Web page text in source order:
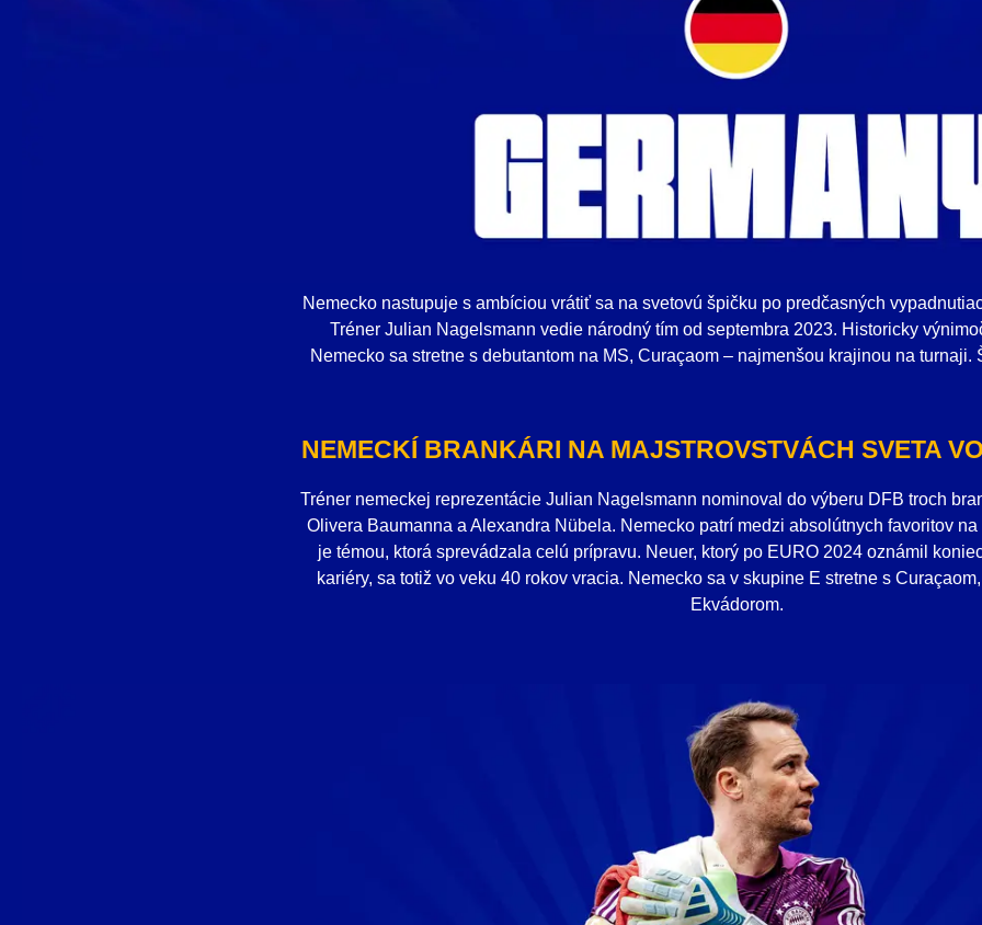
Nemecko nastupuje s ambíciou vrátiť sa na svetovú špičku po predčasných
Tréner Julian Nagelsmann vedie národný tím od septembra 2023. Historicky
Nemecko sa stretne s debutantom na MS, Curaçaom – najmenšou krajinou na turnaji.
NEMECKÍ BRANKÁRI NA MAJSTROVSTVÁCH SVETA
Tréner nemeckej reprezentácie Julian Nagelsmann nominoval do výberu DFB troch
Olivera Baumanna a Alexandra Nübela. Nemecko patrí medzi absolútnych favoritov
je témou, ktorá sprevádzala celú prípravu. Neuer, ktorý po EURO 2024 oznámil
kariéry, sa totiž vo veku 40 rokov vracia. Nemecko sa v skupine E stretne s
Ekvádorom.